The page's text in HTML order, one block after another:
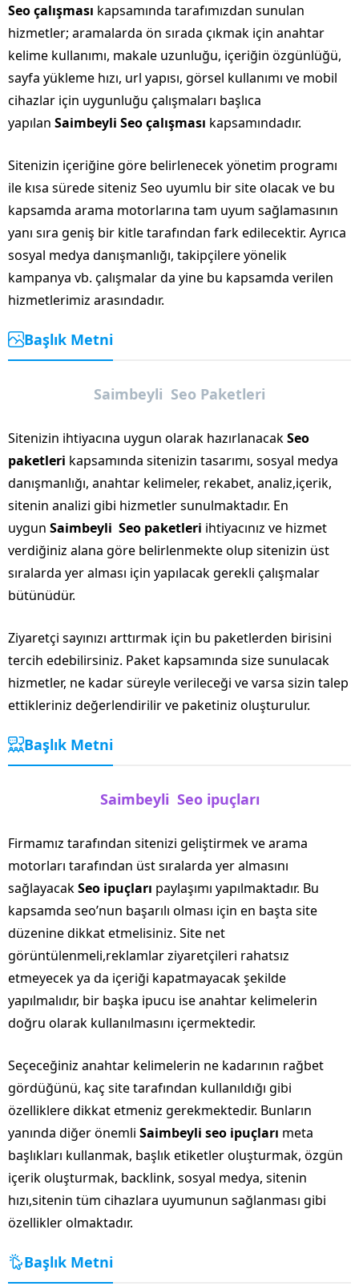
Seo çalışması kapsamında tarafımızdan sunulan
hizmetler; aramalarda ön sırada çıkmak için anahtar
kelime kullanımı, makale uzunluğu, içeriğin özgünlüğü,
sayfa yükleme hızı, url yapısı, görsel kullanımı ve mobil
cihazlar için uygunluğu çalışmaları başlıca
yapılan Saimbeyli Seo çalışması kapsamındadır.
Sitenizin içeriğine göre belirlenecek yönetim programı
ile kısa sürede siteniz Seo uyumlu bir site olacak ve bu
kapsamda arama motorlarına tam uyum sağlamasının
yanı sıra geniş bir kitle tarafından fark edilecektir. Ayrıca
sosyal medya danışmanlığı, takipçilere yönelik
kampanya vb. çalışmalar da yine bu kapsamda verilen
hizmetlerimiz arasındadır.
Başlık Metni
Saimbeyli Seo Paketleri
Sitenizin ihtiyacına uygun olarak hazırlanacakSeo
paketleri kapsamında sitenizin tasarımı, sosyal medya
danışmanlığı, anahtar kelimeler, rekabet, analiz,içerik,
sitenin analizi gibi hizmetler sunulmaktadır. En
uygun Saimbeyli Seo paketleri ihtiyacınız ve hizmet
verdiğiniz alana göre belirlenmekte olup sitenizin üst
sıralarda yer alması için yapılacak gerekli çalışmalar
bütünüdür.
Ziyaretçi sayınızı arttırmak için bu paketlerden birisini
tercih edebilirsiniz. Paket kapsamında size sunulacak
hizmetler, ne kadar süreyle verileceği ve varsa sizin talep
ettikleriniz değerlendirilir ve paketiniz oluşturulur.
Başlık Metni
Saimbeyli Seo ipuçları
Firmamız tarafından sitenizi geliştirmek ve arama
motorları tarafından üst sıralarda yer almasını
sağlayacakSeo ipuçları paylaşımı yapılmaktadır. Bu
kapsamda seo’nun başarılı olması için en başta site
düzenine dikkat etmelisiniz. Site net
görüntülenmeli,reklamlar ziyaretçileri rahatsız
etmeyecek ya da içeriği kapatmayacak şekilde
yapılmalıdır, bir başka ipucu ise anahtar kelimelerin
doğru olarak kullanılmasını içermektedir.
Seçeceğiniz anahtar kelimelerin ne kadarının rağbet
gördüğünü, kaç site tarafından kullanıldığı gibi
özelliklere dikkat etmeniz gerekmektedir. Bunların
yanında diğer önemli Saimbeyli seo ipuçları meta
başlıkları kullanmak, başlık etiketler oluşturmak, özgün
içerik oluşturmak, backlink, sosyal medya, sitenin
hızı,sitenin tüm cihazlara uyumunun sağlanması gibi
özellikler olmaktadır.
Başlık Metni